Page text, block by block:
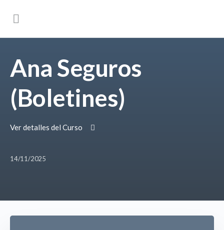
Ana Seguros
(Boletines)
Ver detalles del Curso
14/11/2025